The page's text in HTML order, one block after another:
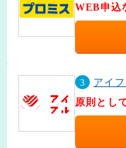
WEB申込
3
アイ
原則とし